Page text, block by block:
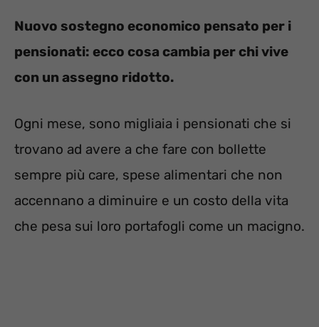
Nuovo sostegno economico pensato per i
pensionati: ecco cosa cambia per chi vive
con un assegno ridotto.
Ogni mese, sono migliaia i pensionati che si
trovano ad avere a che fare con bollette
sempre più care, spese alimentari che non
accennano a diminuire e un costo della vita
che pesa sui loro portafogli come un macigno.